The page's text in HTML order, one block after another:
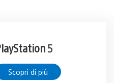
5
Scopri di più